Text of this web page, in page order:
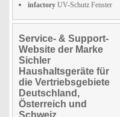
infactory UV-Schutz Fenster
Service- & Support-
Website der Marke
Sichler
Haushaltsgeräte für
die Vertriebsgebiete
Deutschland,
Österreich und
Schweiz